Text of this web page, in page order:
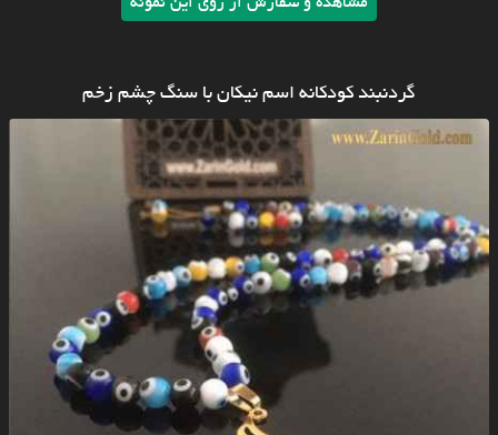
گردنبند کودکانه اسم نیکان با سنگ چشم زخم